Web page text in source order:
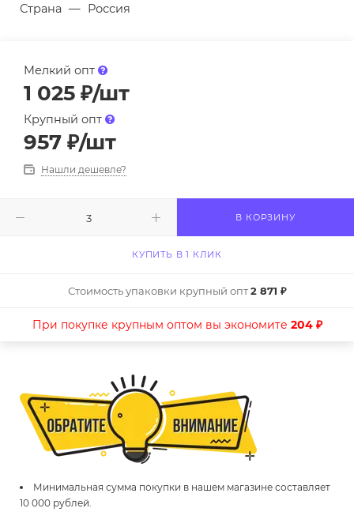
Страна — Россия
Мелкий опт
1 025 ₽/шт
Крупный опт
957 ₽/шт
Нашли дешевле?
В КОРЗИНУ
КУПИТЬ В 1 КЛИК
Стоимость упаковки крупный опт2 871 ₽
При покупке крупным оптом вы экономите 204 ₽
Минимальная сумма покупки в нашем магазине составляет
10 000 рублей.